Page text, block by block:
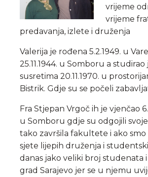
vrijeme
vrijeme
predavanja, izlete i druženja
Valerija je rođena 5.2.1949. u
25.11.1944. u Somboru a
susretima 20.11.1970. u
Bistrik. Gdje su se počeli
Fra Stjepan Vrgoč ih je vjenčao
u Somboru gdje su odgojili
tako završila fakultete i ako
sjete lijepih druženja i
danas jako veliki broj studenata
grad Sarajevo jer se u njemu